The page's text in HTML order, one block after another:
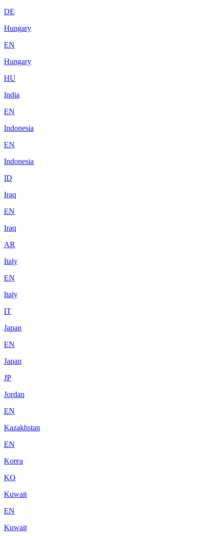
DE
Hungary
EN
Hungary
HU
India
EN
Indonesia
EN
Indonesia
ID
Iraq
EN
Iraq
AR
Italy
EN
Italy
IT
Japan
EN
Japan
JP
Jordan
EN
Kazakhstan
EN
Korea
KO
Kuwait
EN
Kuwait